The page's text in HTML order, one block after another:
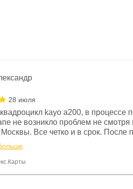
28 июля
kayo a200, в процессе
не возникло проблем не смотря
Все четко и в срок. После
всегда был 0, при этом
были на связи и в итоге
это говорит о небезразличии к